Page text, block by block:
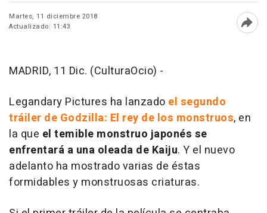
Martes, 11 diciembre 2018
Actualizado: 11:43
MADRID, 11 Dic. (CulturaOcio) -
Legandary Pictures ha lanzado el segundo
tráiler de Godzilla: El rey de los monstruos, en
la que el temible monstruo japonés se
enfrentará a una oleada de Kaiju. Y el nuevo
adelanto ha mostrado varias de éstas
formidables y monstruosas criaturas.